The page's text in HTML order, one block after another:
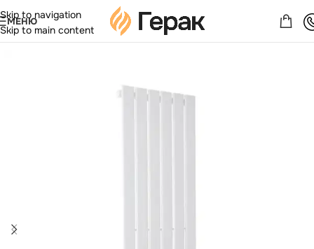
Skip to navigation
Skip to main content
МЕНЮ